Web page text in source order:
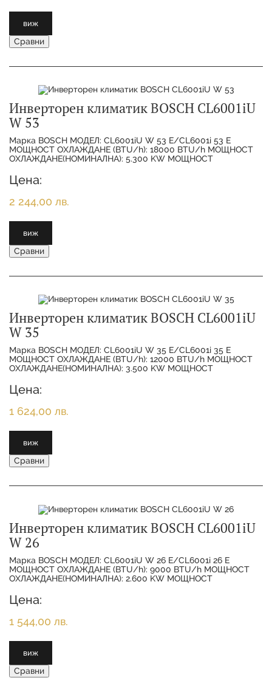
виж
Сравни
Инверторен климатик BOSCH CL6001iU
W 53
Марка BOSCH МОДЕЛ: CL6001iU W 53 E/CL6001i 53 E
МОЩНОСТ ОХЛАЖДАНЕ (BTU/h): 18000 BTU/h МОЩНОСТ
ОХЛАЖДАНЕ(НОМИНАЛНА): 5.300 KW МОЩНОСТ
Цена:
2 244,00 лв.
виж
Сравни
Инверторен климатик BOSCH CL6001iU
W 35
Марка BOSCH МОДЕЛ: CL6001iU W 35 E/CL6001i 35 E
МОЩНОСТ ОХЛАЖДАНЕ (BTU/h): 12000 BTU/h МОЩНОСТ
ОХЛАЖДАНЕ(НОМИНАЛНА): 3.500 KW МОЩНОСТ
Цена:
1 624,00 лв.
виж
Сравни
Инверторен климатик BOSCH CL6001iU
W 26
Марка BOSCH МОДЕЛ: CL6001iU W 26 E/CL6001i 26 E
МОЩНОСТ ОХЛАЖДАНЕ (BTU/h): 9000 BTU/h МОЩНОСТ
ОХЛАЖДАНЕ(НОМИНАЛНА): 2.600 KW МОЩНОСТ
Цена:
1 544,00 лв.
виж
Сравни